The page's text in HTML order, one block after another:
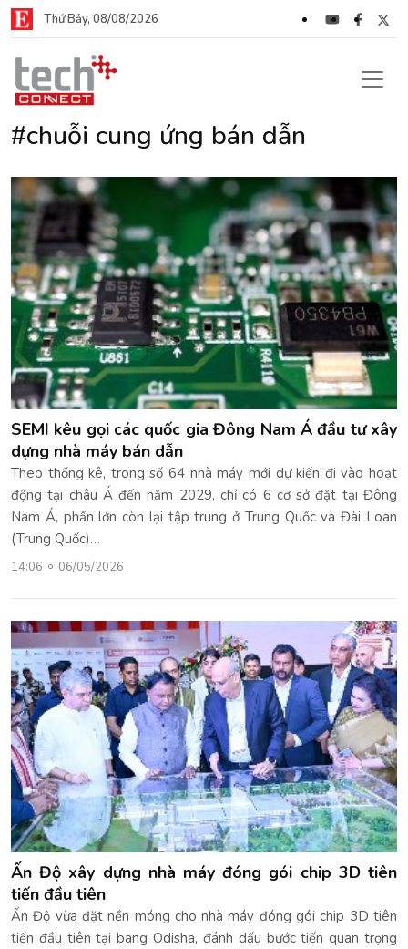
Thứ Bảy, 08/08/2026
#chuỗi cung ứng bán dẫn
SEMI kêu gọi các quốc gia Đông Nam Á đầu tư xây
dựng nhà máy bán dẫn
Theo thống kê, trong số 64 nhà máy mới dự kiến đi vào hoạt
động tại châu Á đến năm 2029, chỉ có 6 cơ sở đặt tại Đông
Nam Á, phần lớn còn lại tập trung ở Trung Quốc và Đài Loan
(Trung Quốc)…
14:06 06/05/2026
Ấn Độ xây dựng nhà máy đóng gói chip 3D tiên
tiến đầu tiên
Ấn Độ vừa đặt nền móng cho nhà máy đóng gói chip 3D tiên
tiến đầu tiên tại bang Odisha, đánh dấu bước tiến quan trọng